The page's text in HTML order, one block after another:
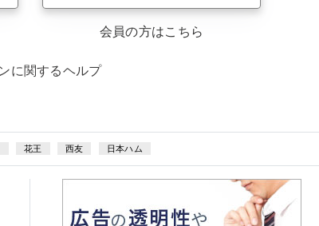
会員の方はこちら
に関するヘルプ
花王 西友 日本ハム